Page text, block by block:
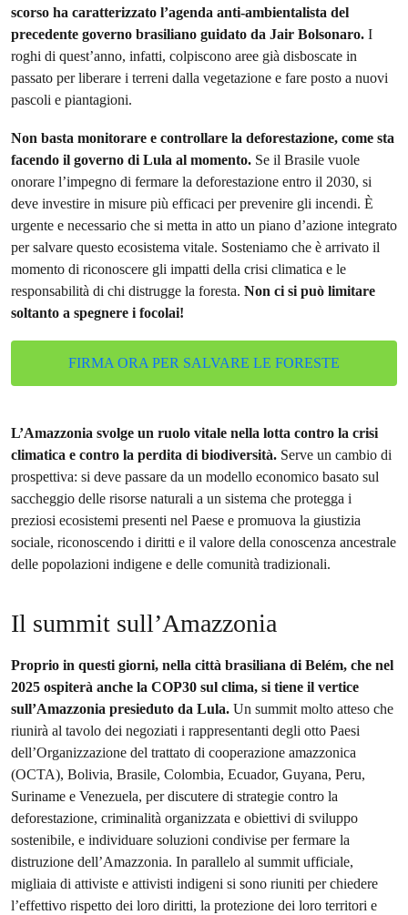
scorso ha caratterizzato l’agenda anti-ambientalista del
precedente governo brasiliano guidato da Jair Bolsonaro. I
roghi di quest’anno, infatti, colpiscono aree già disboscate in
passato per liberare i terreni dalla vegetazione e fare posto a nuovi
pascoli e piantagioni.
Non basta monitorare e controllare la deforestazione, come sta
facendo il governo di Lula al momento. Se il Brasile vuole
onorare l’impegno di fermare la deforestazione entro il 2030, si
deve investire in misure più efficaci per prevenire gli incendi. È
urgente e necessario che si metta in atto un piano d’azione integrato
per salvare questo ecosistema vitale. Sosteniamo che è arrivato il
momento di riconoscere gli impatti della crisi climatica e le
responsabilità di chi distrugge la foresta. Non ci si può limitare
soltanto a spegnere i focolai!
FIRMA ORA PER SALVARE LE FORESTE
L’Amazzonia svolge un ruolo vitale nella lotta contro la crisi
climatica e contro la perdita di biodiversità. Serve un cambio di
prospettiva: si deve passare da un modello economico basato sul
saccheggio delle risorse naturali a un sistema che protegga i
preziosi ecosistemi presenti nel Paese e promuova la giustizia
sociale, riconoscendo i diritti e il valore della conoscenza ancestrale
delle popolazioni indigene e delle comunità tradizionali.
Il summit sull’Amazzonia
Proprio in questi giorni, nella città brasiliana di Belém, che nel
2025 ospiterà anche la COP30 sul clima, si tiene il vertice
sull’Amazzonia presieduto da Lula. Un summit molto atteso che
riunirà al tavolo dei negoziati i rappresentanti degli otto Paesi
dell’Organizzazione del trattato di cooperazione amazzonica
(OCTA), Bolivia, Brasile, Colombia, Ecuador, Guyana, Peru,
Suriname e Venezuela, per discutere di strategie contro la
deforestazione, criminalità organizzata e obiettivi di sviluppo
sostenibile, e individuare soluzioni condivise per fermare la
distruzione dell’Amazzonia. In parallelo al summit ufficiale,
migliaia di attiviste e attivisti indigeni si sono riuniti per chiedere
l’effettivo rispetto dei loro diritti, la protezione dei loro territori e